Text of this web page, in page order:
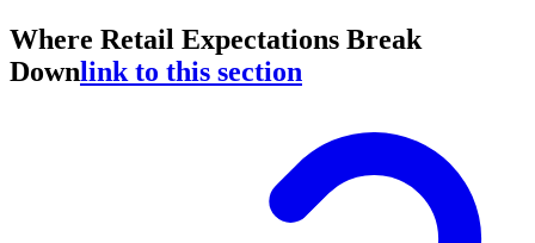
Where Retail Expectations Break
Downlink to this section